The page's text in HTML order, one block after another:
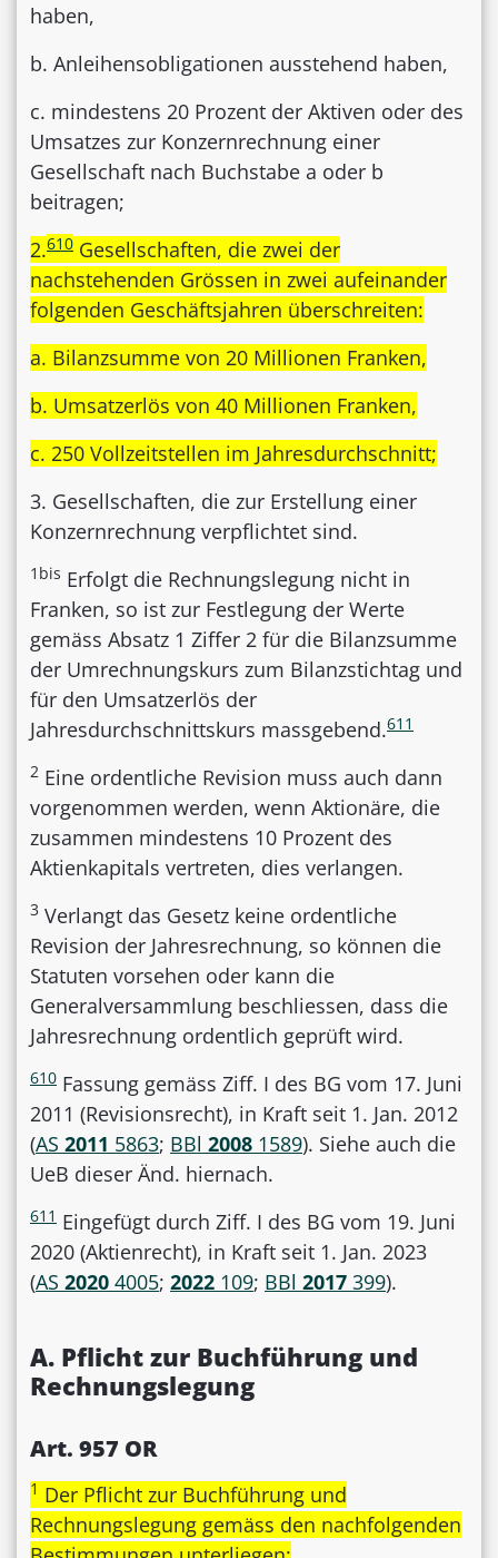
haben,
b. Anleihensobligationen ausstehend haben,
c. mindestens 20 Prozent der Aktiven oder des
Umsatzes zur Konzernrechnung einer
Gesellschaft nach Buchstabe a oder b
beitragen;
2.610 Gesellschaften, die zwei der
nachstehenden Grössen in zwei aufeinander
folgenden Geschäftsjahren überschreiten:
a. Bilanzsumme von 20 Millionen Franken,
b. Umsatzerlös von 40 Millionen Franken,
c. 250 Vollzeitstellen im Jahresdurchschnitt;
3. Gesellschaften, die zur Erstellung einer
Konzernrechnung verpflichtet sind.
1bis Erfolgt die Rechnungslegung nicht in
Franken, so ist zur Festlegung der Werte
gemäss Absatz 1 Ziffer 2 für die Bilanzsumme
der Umrechnungskurs zum Bilanzstichtag und
für den Umsatzerlös der
Jahresdurchschnittskurs massgebend.611
2 Eine ordentliche Revision muss auch dann
vorgenommen werden, wenn Aktionäre, die
zusammen mindestens 10 Prozent des
Aktienkapitals vertreten, dies verlangen.
3 Verlangt das Gesetz keine ordentliche
Revision der Jahresrechnung, so können die
Statuten vorsehen oder kann die
Generalversammlung beschliessen, dass die
Jahresrechnung ordentlich geprüft wird.
610 Fassung gemäss Ziff. I des BG vom 17. Juni
2011 (Revisionsrecht), in Kraft seit 1. Jan. 2012
(AS 2011 5863; BBl 2008 1589). Siehe auch die
UeB dieser Änd. hiernach.
611 Eingefügt durch Ziff. I des BG vom 19. Juni
2020 (Aktienrecht), in Kraft seit 1. Jan. 2023
(AS 2020 4005; 2022 109; BBl 2017 399).
A. Pflicht zur Buchführung und
Rechnungslegung
Art. 957 OR
1 Der Pflicht zur Buchführung und
Rechnungslegung gemäss den nachfolgenden